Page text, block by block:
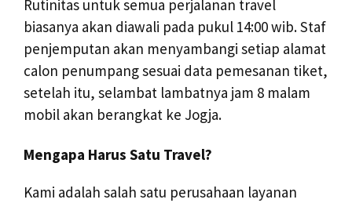
Rutinitas untuk semua perjalanan travel
biasanya akan diawali pada pukul 14:00 wib. Staf
penjemputan akan menyambangi setiap alamat
calon penumpang sesuai data pemesanan tiket,
setelah itu, selambat lambatnya jam 8 malam
mobil akan berangkat ke Jogja.
Mengapa Harus Satu Travel?
Kami adalah salah satu perusahaan layanan